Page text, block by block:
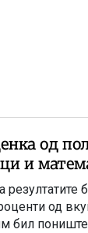
од
и
од
бил